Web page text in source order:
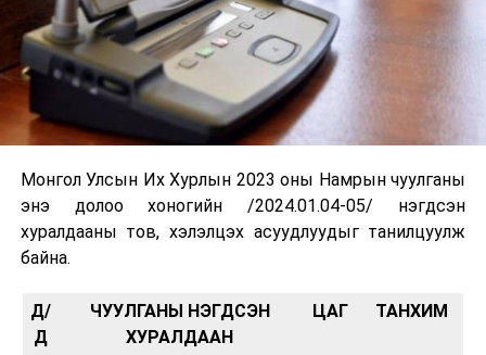
Монгол Улсын Их Хурлын 2023 оны Намрын чуулганы
энэ долоо хоногийн /2024.01.04-05/ нэгдсэн
хуралдааны тов, хэлэлцэх асуудлуудыг танилцуулж
байна.
Д/
Д
ЧУУЛГАНЫ НЭГДСЭН
ХУРАЛДААН
ЦАГ ТАНХИМ